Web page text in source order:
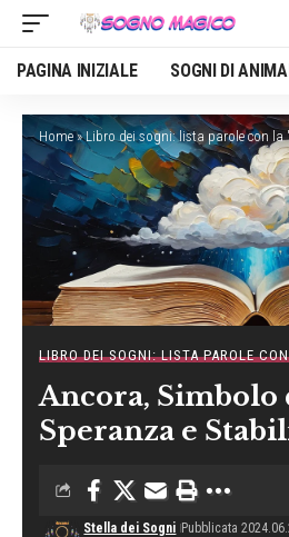
PAGINA INIZIALE SOGNI DI
Home»Libro dei sogni: lista parole con la
LIBRO DEI SOGNI: LISTA PAROLE
Ancora, Simbolo
Speranza e
Stella dei Sogni Pubblicata